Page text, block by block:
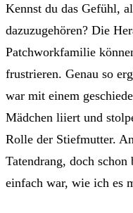
Kennst du das Gefühl,
dazuzugehören? Die
Patchworkfamilie
frustrieren. Genau so
war mit einem
Mädchen liiert und
Rolle der Stiefmutter.
Tatendrang, doch
einfach war, wie ich es